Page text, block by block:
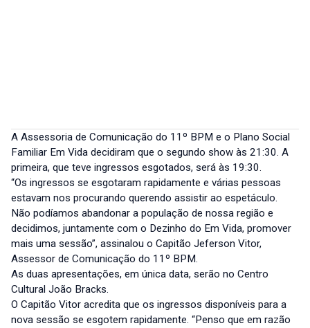
A Assessoria de Comunicação do 11º BPM e o Plano Social
Familiar Em Vida decidiram que o segundo show às 21:30. A
primeira, que teve ingressos esgotados, será às 19:30.
“Os ingressos se esgotaram rapidamente e várias pessoas
estavam nos procurando querendo assistir ao espetáculo.
Não podíamos abandonar a população de nossa região e
decidimos, juntamente com o Dezinho do Em Vida, promover
mais uma sessão”, assinalou o Capitão Jeferson Vitor,
Assessor de Comunicação do 11º BPM.
As duas apresentações, em única data, serão no Centro
Cultural João Bracks.
O Capitão Vitor acredita que os ingressos disponíveis para a
nova sessão se esgotem rapidamente. “Penso que em razão